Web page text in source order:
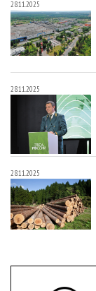
28.11.2025
28.11.2025
28.11.2025